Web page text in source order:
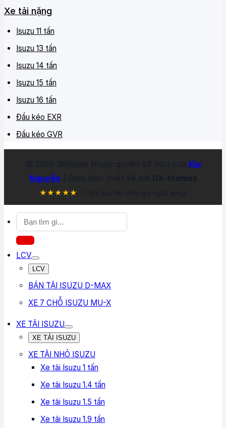
Xe tải nặng
Isuzu 11 tấn
Isuzu 13 tấn
Isuzu 14 tấn
Isuzu 15 tấn
Isuzu 16 tấn
Đầu kéo EXR
Đầu kéo GVR
© 2026 Website thuộc quyền sở hữu của Kia
Nguyễn | Giao diện thiết kế bởi UX-themes
★★★★★ (4.9/5 dựa trên đánh giá người dùng)
Tìm
kiếm:
LCV
LCV
BÁN TẢI ISUZU D-MAX
XE 7 CHỖ ISUZU MU-X
XE TẢI ISUZU
XE TẢI ISUZU
XE TẢI NHỎ ISUZU
Xe tải Isuzu 1 tấn
Xe tải Isuzu 1.4 tấn
Xe tải Isuzu 1.5 tấn
Xe tải Isuzu 1.9 tấn